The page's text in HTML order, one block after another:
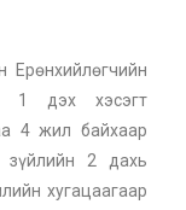
Ерөнхийлөгчийн
1 дэх хэсэгт
4 жил байхаар
зүйлийн 2 дахь
хугацаагаар